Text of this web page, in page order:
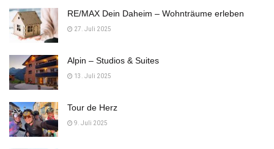
RE/MAX Dein Daheim – Wohnträume erleben
27. Juli 2025
Alpin – Studios & Suites
13. Juli 2025
Tour de Herz
9. Juli 2025